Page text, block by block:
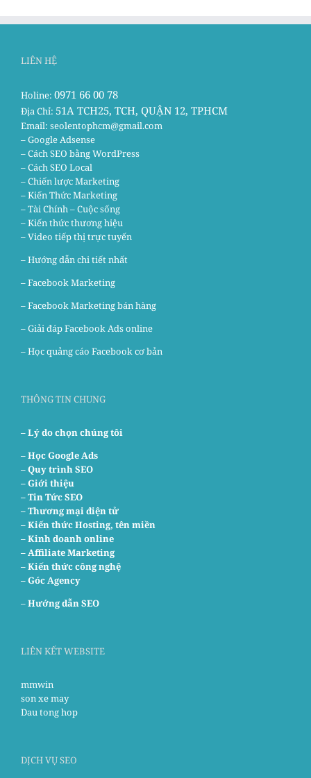
LIÊN HỆ
Holine: 0971 66 00 78
Địa Chỉ: 51A TCH25, TCH, QUẬN 12, TPHCM
Email: seolentophcm@gmail.com
– Google Adsense
– Cách SEO bằng WordPress
– Cách SEO Local
– Chiến lược Marketing
– Kiến Thức Marketing
– Tài Chính – Cuộc sống
– Kiến thức thương hiệu
– Video tiếp thị trực tuyến
– Hướng dẫn chi tiết nhất
–Facebook Marketing
–Facebook Marketing bán hàng
–Giải đáp Facebook Ads online
–Học quảng cáo Facebook cơ bản
THÔNG TIN CHUNG
– Lý do chọn chúng tôi
–Học Google Ads
– Quy trình SEO
– Giới thiệu
– Tin Tức SEO
– Thương mại điện tử
– Kiến thức Hosting, tên miền
– Kinh doanh online
– Affiliate Marketing
– Kiến thức công nghệ
– Góc Agency
–Hướng dẫn SEO
LIÊN KẾT WEBSITE
mmwin
son xe may
Dau tong hop
DỊCH VỤ SEO